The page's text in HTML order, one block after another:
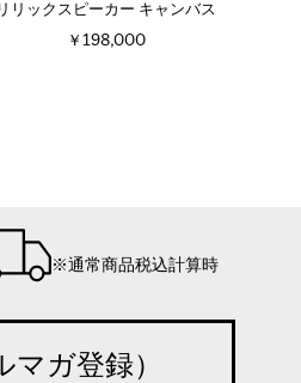
リリックスピーカー キャンバス
￥198,000
※通常商品税込計算時
ガ登録）